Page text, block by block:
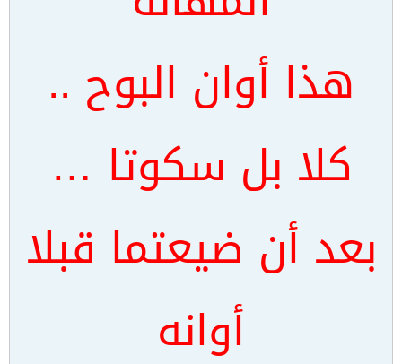
هذا أوان البوح ..
كلا بل سكوتا …
بعد أن ضيعتما قبلا
أوانه